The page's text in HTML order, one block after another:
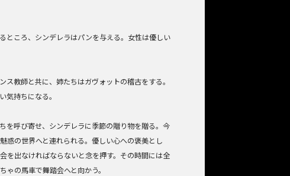
ところ、シンデレラはパンを与える。女性は優しい
教師と共に、姉たちはガヴォットの稽古をする。
気持ちになる。
を呼び寄せ、シンデレラに季節の贈り物を贈る。今
惑の世界へと連れられる。優しい心への褒美とし
を出なければならないと念を押す。その時間には全
の馬車で舞踏会へと向かう。